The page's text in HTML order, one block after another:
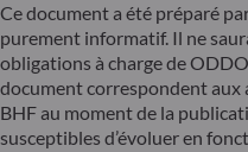
Ce document a été préparé
purement informatif. Il ne
obligations à charge de
document correspondent aux
BHF au moment de la
susceptibles d’évoluer en